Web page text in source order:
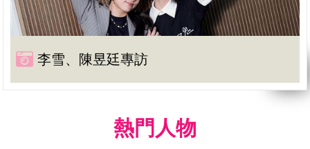
李雪、陳昱廷專訪
熱門人物